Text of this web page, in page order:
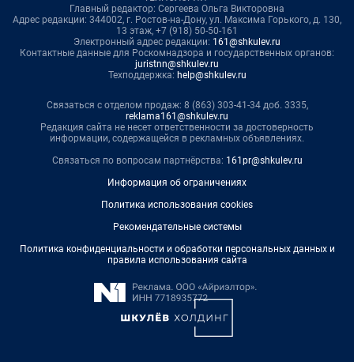
Главный редактор: Сергеева Ольга Викторовна
Адрес редакции: 344002, г. Ростов-на-Дону, ул. Максима Горького, д. 130,
13 этаж, +7 (918) 50-50-161
Электронный адрес редакции: 161@shkulev.ru
Контактные данные для Роскомнадзора и государственных органов:
juristnn@shkulev.ru
Техподдержка: help@shkulev.ru
Связаться с отделом продаж: 8 (863) 303-41-34 доб. 3335,
reklama161@shkulev.ru
Редакция сайта не несет ответственности за достоверность
информации, содержащейся в рекламных объявлениях.
Связаться по вопросам партнёрства: 161pr@shkulev.ru
Информация об ограничениях
Политика использования cookies
Рекомендательные системы
Политика конфиденциальности и обработки персональных данных и
правила использования сайта